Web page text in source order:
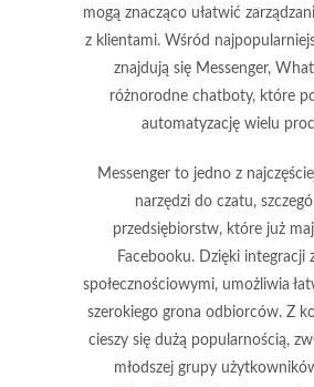
mogą znacząco ułatwić
z klientami. Wśród
znajdują się Messenger,
różnorodne chatboty, które
automatyzację wielu
Messenger to jedno z
narzędzi do czatu,
przedsiębiorstw, które już
Facebooku. Dzięki integracji
społecznościowymi, umożliwia
szerokiego grona odbiorców. Z
cieszy się dużą popularnością,
młodszej grupy